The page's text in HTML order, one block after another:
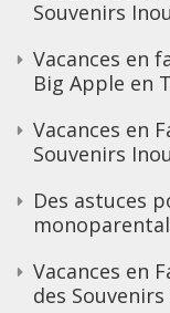
Souvenirs
Vacances en
Big Apple en
Vacances en
Souvenirs
Des astuces
Vacances en
des